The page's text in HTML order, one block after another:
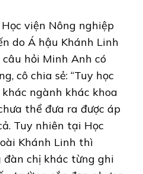
viện Nông nghiệp
do Á hậu Khánh Linh
hỏi Minh Anh có
cô chia sẻ: “Tuy học
ngành khác khoa
thể đưa ra được áp
Tuy nhiên tại Học
Khánh Linh thì
đàn chị khác từng ghi